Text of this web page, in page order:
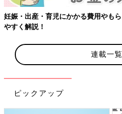
連載一
ピックアップ